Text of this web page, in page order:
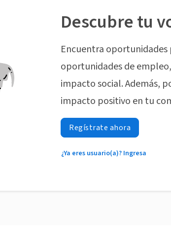
Descubre tu
Encuentra
oportunidades de
impacto social. Además,
impacto positivo en tu
Regístrate ahora
¿Ya eres usuario(a)? Ingresa